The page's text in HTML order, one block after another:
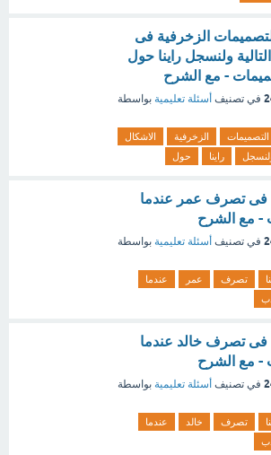
الزخرفية فى
ولنسجل راينا حول
- مع الشرح
في تصنيف أسئلة تعليمية بواسطة
التصميمات الزخرفية
الاشكال
راينا حول
فى تصرف عمر عندما
- مع الشرح
في تصنيف أسئلة تعليمية بواسطة
تصرف عمر
عندما
فى تصرف خالد عندما
- مع الشرح
في تصنيف أسئلة تعليمية بواسطة
تصرف خالد
عندما